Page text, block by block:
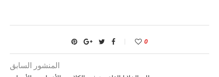
0
المنشور السابق